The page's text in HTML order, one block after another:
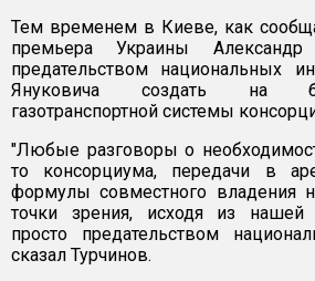
Тем временем в Киеве, как
премьера Украины Александр
предательством национальных
Януковича создать на
газотранспортной системы
"Любые разговоры о
то консорциума, передачи в
формулы совместного владения
точки зрения, исходя из нашей
просто предательством
сказал Турчинов.